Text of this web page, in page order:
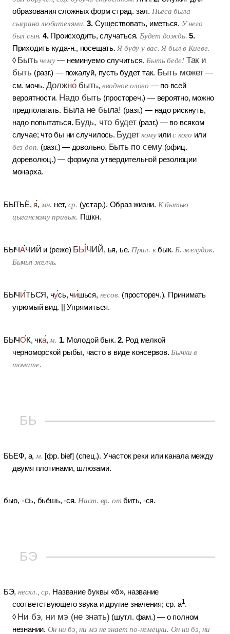
образования сложных форм страд. зал. Пьеса была
сыграна любителями. 3. Существовать, иметься. У него
был сын. 4. Происходить, случаться. Будет дождь. 5.
Приходить куда-н., посещать. Я буду у вас. Я был в Киеве.
◊Быть чему — неминуемо случиться. Быть беде! Так и
быть (разг.)— пожалуй, пусть будет так. Быть может —
см. мочь. Должнобыть, вводное олово — по всей
вероятности. Надо быть (простореч.) — вероятно, можно
предполагать. Была не была! (разг.) — надо рискнуть,
надо попытаться. Будь, что будет(разг.) — во всяком
случае; что бы ни случилось. Будет комуилис кого или
без доп. (разг.)— довольно. Быть по сему(офиц.
дореволюц.)— формула утвердительной резолюции
монарха.
БЫТЬЁ,я, мн. нет, ср. (устар.). Образ жизни. К бытью
цыганскому привык. Пшкн.
БЫЧАЧИЙ и (реже) БЫЧИЙ, ья, ье. Прил. кбык. Б. желудок.
Бычья желчь.
БЫЧ ИТЬСЯ, чусь, чишься, несов. (простореч.). Принимать
угрюмый вид. ||Упрямиться.
БЫЧОК, чка, м. 1. Молодой бык. 2. Род мелкой
черноморской рыбы, часто в виде консервов. Бычки в
томате.
БЬ
БЬЕФ, а, м. [фр. bief] (спец.). Участок реки или канала между
двумя плотинами, шлюзами.
бью, -сь, бьёшь, -ся. Наст. вр. от бить, -ся.
БЭ
БЭ, нескл., ср. Название буквы «б», название
соответствующего звука и другие значения; ср. а1 .
◊Ни бэ, ни мэ (не знать) (шутл. фам.)— о полном
незнании. Он ни бэ, ни мэ не знает по-немецки. Он ни бэ, ни